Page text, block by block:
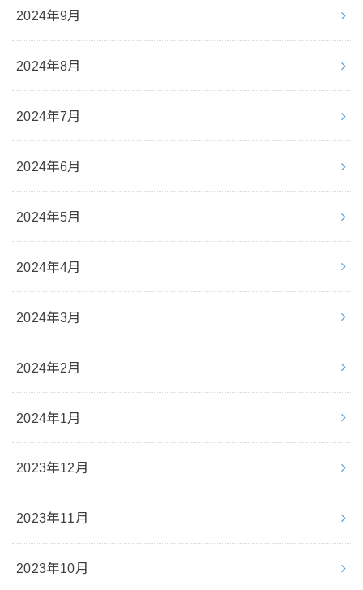
2024年9月
2024年8月
2024年7月
2024年6月
2024年5月
2024年4月
2024年3月
2024年2月
2024年1月
2023年12月
2023年11月
2023年10月